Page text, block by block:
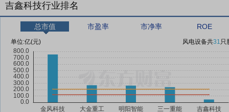
吉鑫科技行业排名
总市值 市盈率 市净率 ROE
单位:亿(元) 风电设备共31只